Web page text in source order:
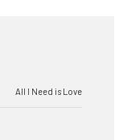
All I Need is Love